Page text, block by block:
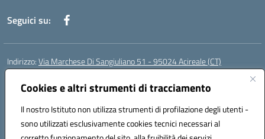
Cookies e altri strumenti di tracciamento
Il nostro Istituto non utilizza strumenti di profilazione degli utenti -
sono utilizzati esclusivamente cookies tecnici necessari al
Seguici su:
Indirizzo:Via Marchese Di Sangiuliano 51 - 95024 Acireale (CT)
Centralino:
Posta elettronica certificata (PEC):ctic8at00b@pec.istruzione.it
Codice fiscale: 81001970870
Codice meccanografico:CTIC8AT00B
Codice Indice delle Pubbliche Amministrazioni (IPA): istsc_ctic8at00b